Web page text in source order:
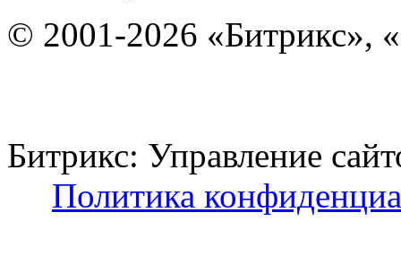
© 2001-2026 «Битрикс»,
Битрикс: Управление
Политика